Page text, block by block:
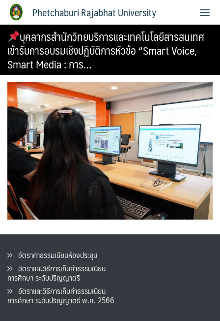
Phetchaburi Rajabhat University
บุคลากรสำนักวิทยบริการและเทคโนโลยีสารสนเทศ
เข้ารับการอบรมเชิงปฏิบัติการหัวข้อ “Smart Voice,
Smart Media : การ…
อัตราค่าธรรมเนียมห้องประชุม
อัตราและวิธีการเก็บค่าธรรมเนียน
การศึกษา ระดับปริญญาตรี
อัตราและวิธีการเก็บค่าธรรมเนียน
การศึกษา ระดับปริญญาตรี พ.ศ. 2566